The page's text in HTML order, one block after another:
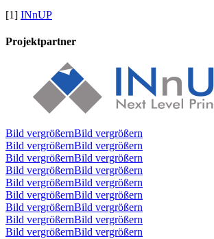
[1] INnUP
Projektpartner
Bild vergrößernBild vergrößern
Bild vergrößernBild vergrößern
Bild vergrößernBild vergrößern
Bild vergrößernBild vergrößern
Bild vergrößernBild vergrößern
Bild vergrößernBild vergrößern
Bild vergrößernBild vergrößern
Bild vergrößernBild vergrößern
Bild vergrößernBild vergrößern